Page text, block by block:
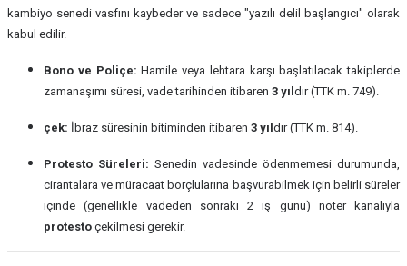
kambiyo senedi vasfını kaybeder ve sadece "yazılı delil başlangıcı" olarak
kabul edilir.
Bono ve Poliçe: Hamile veya lehtara karşı başlatılacak takiplerde
zamanaşımı süresi, vade tarihinden itibaren 3 yıl dır (TTK m. 749).
çek: İbraz süresinin bitiminden itibaren 3 yıl dır (TTK m. 814).
Protesto Süreleri: Senedin vadesinde ödenmemesi durumunda,
cirantalara ve müracaat borçlularına başvurabilmek için belirli süreler
içinde (genellikle vadeden sonraki 2 iş günü) noter kanalıyla
protesto çekilmesi gerekir.